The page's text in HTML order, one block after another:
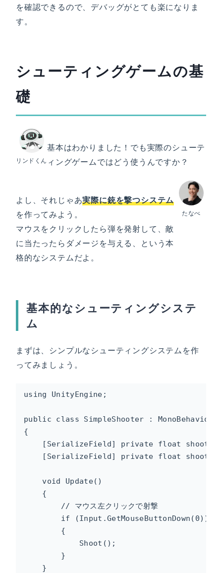
を確認できるので、デバッグがとても楽になりま
す。
シューティングゲームの基
礎
リンドくん
基本はわかりました！でも実際のシューテ
ィングゲームではどう使うんですか？
たなべ
よし、それじゃあ実際に銃を撃つシステム
を作ってみよう。
マウスをクリックしたら弾を発射して、敵
に当たったらダメージを与える、という本
格的なシステムだよ。
基本的なシューティングシステ
ム
まずは、シンプルなシューティングシステムを作
ってみましょう。
using UnityEngine;
public class SimpleShooter : MonoBehaviour
{
[SerializeField] private float
[SerializeField] private float
    void Update()
    {
        // マウス左クリックで射撃
        if (Input.GetMouseButtonDown(0))
        {
            Shoot();
        }
    }